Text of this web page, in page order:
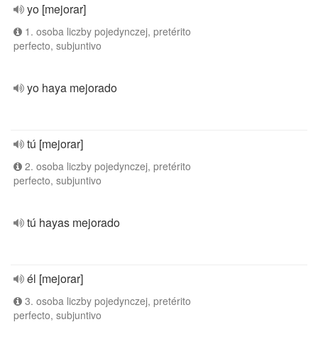
yo [mejorar]
1. osoba liczby pojedynczej, pretérito
perfecto, subjuntivo
yo haya mejorado
tú [mejorar]
2. osoba liczby pojedynczej, pretérito
perfecto, subjuntivo
tú hayas mejorado
él [mejorar]
3. osoba liczby pojedynczej, pretérito
perfecto, subjuntivo